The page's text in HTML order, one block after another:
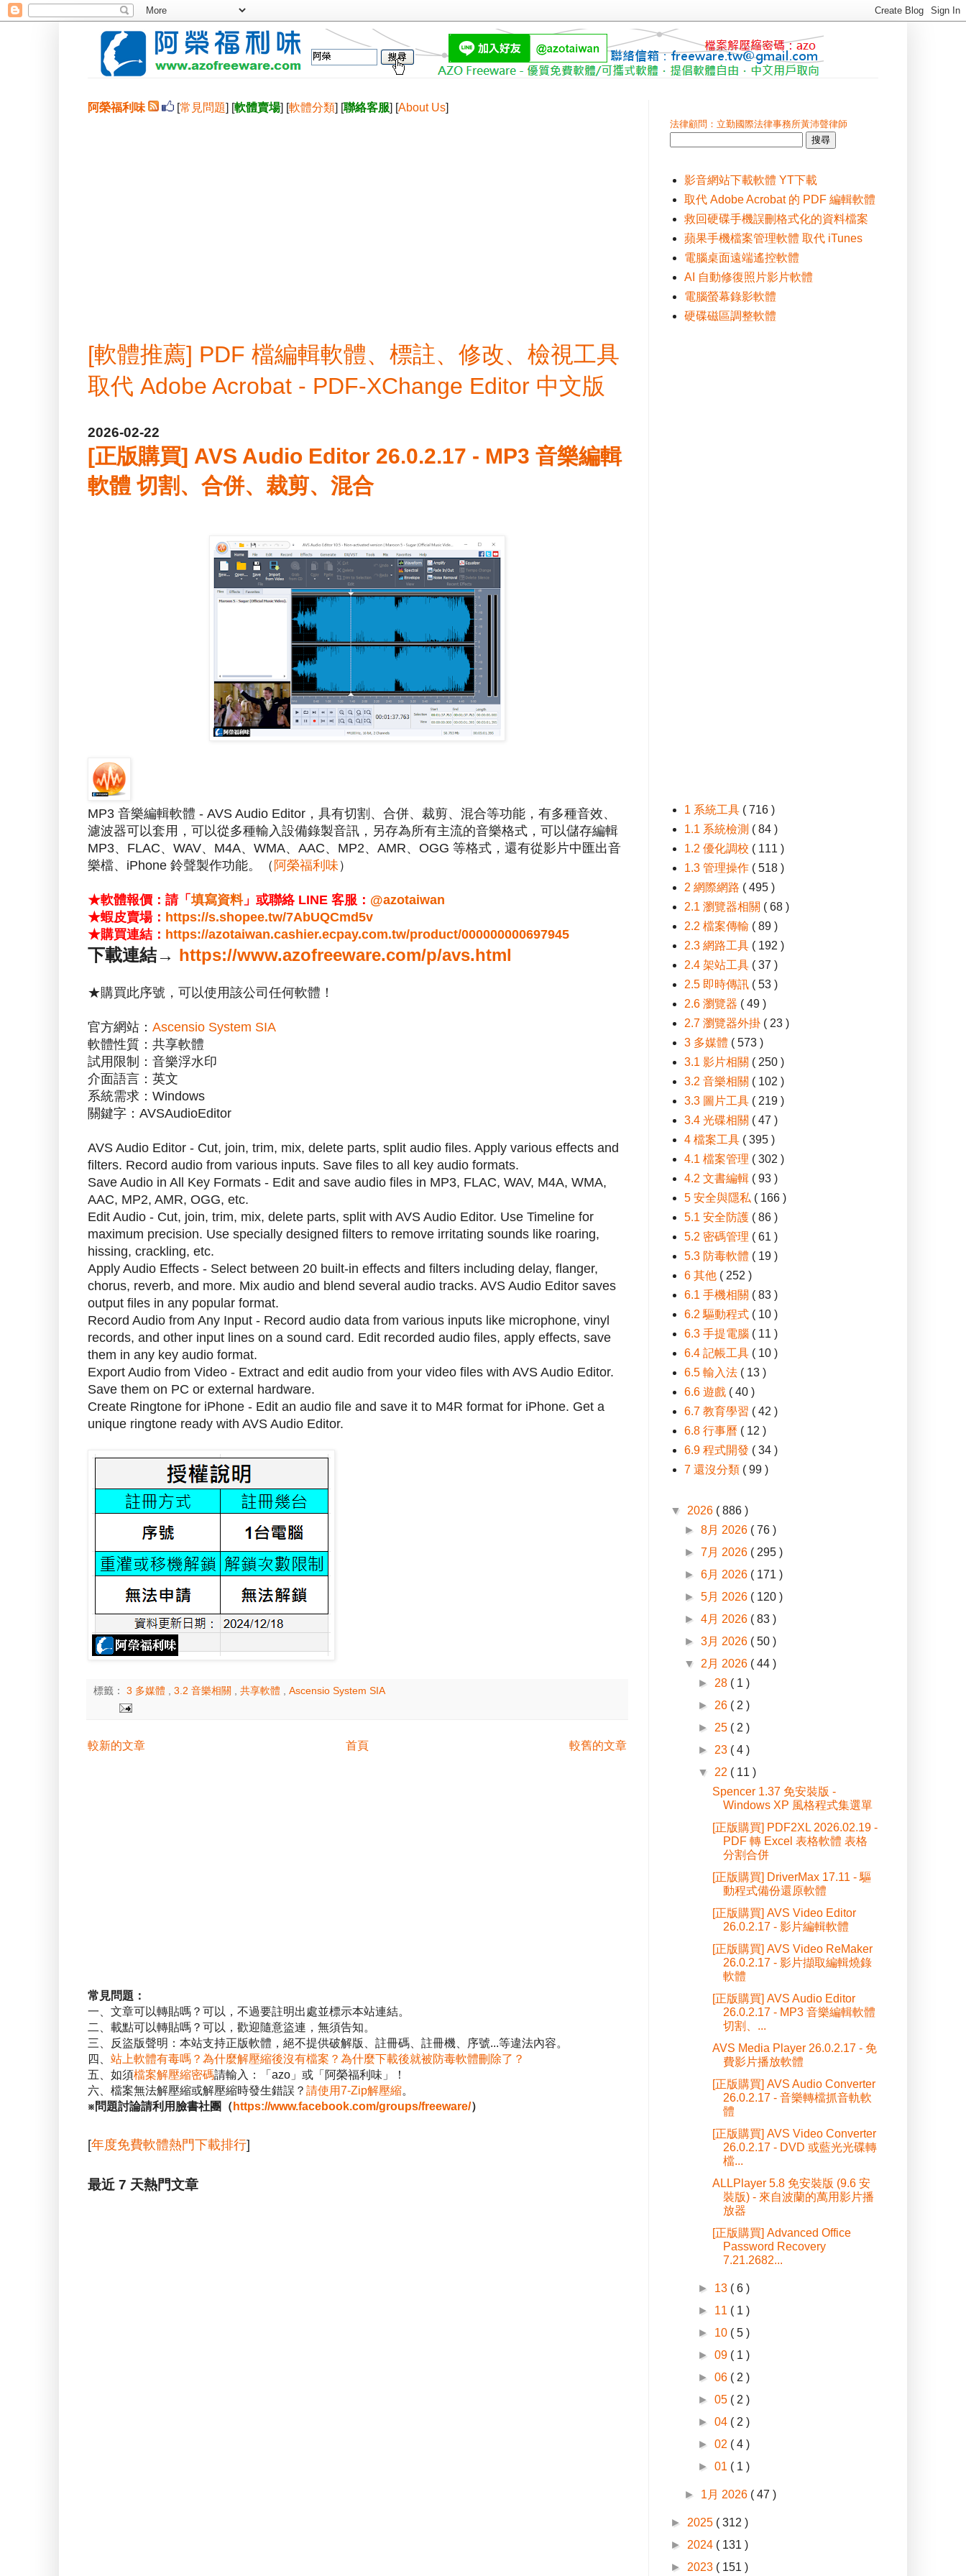
阿榮福利味 [常見問題] [軟體賣場] [軟體分類] [聯絡客服] [About Us]
[軟體推薦] PDF 檔編輯軟體、標註、修改、檢視工具
取代 Adobe Acrobat - PDF-XChange Editor 中文版
2026-02-22
[正版購買] AVS Audio Editor 26.0.2.17 - MP3 音樂編輯
軟體 切割、合併、裁剪、混合
MP3 音樂編輯軟體 - AVS Audio Editor，具有切割、合併、裁剪、混合等功能，有多種音效、
濾波器可以套用，可以從多種輸入設備錄製音訊，另存為所有主流的音樂格式，可以儲存編輯
MP3、FLAC、WAV、M4A、WMA、AAC、MP2、AMR、OGG 等格式，還有從影片中匯出音
樂檔、iPhone 鈴聲製作功能。（ 阿榮福利味 ）
★軟體報價：請「填寫資料」或聯絡 LINE 客服： @azotaiwan
★蝦皮賣場： https://s.shopee.tw/7AbUQCmd5v
★購買連結： https://azotaiwan.cashier.ecpay.com.tw/product/000000000697945
下載連結→ https://www.azofreeware.com/p/avs.html
★購買此序號，可以使用該公司任何軟體！
官方網站： Ascensio System SIA
軟體性質：共享軟體
試用限制：音樂浮水印
介面語言：英文
系統需求：Windows
關鍵字：AVSAudioEditor
AVS Audio Editor - Cut, join, trim, mix, delete parts, split audio files. Apply various effects and
filters. Record audio from various inputs. Save files to all key audio formats.
Save Audio in All Key Formats - Edit and save audio files in MP3, FLAC, WAV, M4A, WMA,
AAC, MP2, AMR, OGG, etc.
Edit Audio - Cut, join, trim, mix, delete parts, split with AVS Audio Editor. Use Timeline for
maximum precision. Use specially designed filters to remove irritating sounds like roaring,
hissing, crackling, etc.
Apply Audio Effects - Select between 20 built-in effects and filters including delay, flanger,
chorus, reverb, and more. Mix audio and blend several audio tracks. AVS Audio Editor saves
output files in any popular format.
Record Audio from Any Input - Record audio data from various inputs like microphone, vinyl
records, and other input lines on a sound card. Edit recorded audio files, apply effects, save
them in any key audio format.
Export Audio from Video - Extract and edit audio from your video files with AVS Audio Editor.
Save them on PC or external hardware.
Create Ringtone for iPhone - Edit an audio file and save it to M4R format for iPhone. Get a
unique ringtone ready with AVS Audio Editor.
標籤： 3 多媒體 3.2 音樂相關 共享軟體 Ascensio System SIA
較新的文章 較舊的文章
首頁
常見問題：
一、文章可以轉貼嗎？可以，不過要註明出處並標示本站連結。
二、載點可以轉貼嗎？可以，歡迎隨意盜連，無須告知。
三、反盜版聲明：本站支持正版軟體，絕不提供破解版、註冊碼、註冊機、序號...等違法內容。
四、 站上軟體有毒嗎？為什麼解壓縮後沒有檔案？為什麼下載後就被防毒軟體刪除了？
五、如須檔案解壓縮密碼請輸入：「azo」或「阿榮福利味」！
六、檔案無法解壓縮或解壓縮時發生錯誤？ 請使用7-Zip解壓縮。
※問題討論請利用臉書社團（ https://www.facebook.com/groups/freeware/）
[年度免費軟體熱門下載排行]
最近 7 天熱門文章
法律顧問：立勤國際法律事務所黃沛聲律師
影音網站下載軟體 YT下載
取代 Adobe Acrobat 的 PDF 編輯軟體
救回硬碟手機誤刪格式化的資料檔案
蘋果手機檔案管理軟體 取代 iTunes
電腦桌面遠端遙控軟體
AI 自動修復照片影片軟體
電腦螢幕錄影軟體
硬碟磁區調整軟體
1 系統工具 ( 716 )
1.1 系統檢測 ( 84 )
1.2 優化調校 ( 111 )
1.3 管理操作 ( 518 )
2 網際網路 ( 495 )
2.1 瀏覽器相關 ( 68 )
2.2 檔案傳輸 ( 89 )
2.3 網路工具 ( 192 )
2.4 架站工具 ( 37 )
2.5 即時傳訊 ( 53 )
2.6 瀏覽器 ( 49 )
2.7 瀏覽器外掛 ( 23 )
3 多媒體 ( 573 )
3.1 影片相關 ( 250 )
3.2 音樂相關 ( 102 )
3.3 圖片工具 ( 219 )
3.4 光碟相關 ( 47 )
4 檔案工具 ( 395 )
4.1 檔案管理 ( 302 )
4.2 文書編輯 ( 93 )
5 安全與隱私 ( 166 )
5.1 安全防護 ( 86 )
5.2 密碼管理 ( 61 )
5.3 防毒軟體 ( 19 )
6 其他 ( 252 )
6.1 手機相關 ( 83 )
6.2 驅動程式 ( 10 )
6.3 手提電腦 ( 11 )
6.4 記帳工具 ( 10 )
6.5 輸入法 ( 13 )
6.6 遊戲 ( 40 )
6.7 教育學習 ( 42 )
6.8 行事曆 ( 12 )
6.9 程式開發 ( 34 )
7 還沒分類 ( 99 )
▼ 2026 ( 886 )
►8月 2026 ( 76 )
►7月 2026 ( 295 )
►6月 2026 ( 171 )
►5月 2026 ( 120 )
►4月 2026 ( 83 )
►3月 2026 ( 50 )
▼ 2月 2026 ( 44 )
► 28 ( 1 )
► 26 ( 2 )
► 25 ( 2 )
► 23 ( 4 )
▼ 22 ( 11 )
Spencer 1.37 免安裝版 -
Windows XP 風格程式集選單
[正版購買] PDF2XL 2026.02.19 -
PDF 轉 Excel 表格軟體 表格
分割合併
[正版購買] DriverMax 17.11 - 驅
動程式備份還原軟體
[正版購買] AVS Video Editor
26.0.2.17 - 影片編輯軟體
[正版購買] AVS Video ReMaker
26.0.2.17 - 影片擷取編輯燒錄
軟體
[正版購買] AVS Audio Editor
26.0.2.17 - MP3 音樂編輯軟體
切割、...
AVS Media Player 26.0.2.17 - 免
費影片播放軟體
[正版購買] AVS Audio Converter
26.0.2.17 - 音樂轉檔抓音軌軟
體
[正版購買] AVS Video Converter
26.0.2.17 - DVD 或藍光光碟轉
檔...
ALLPlayer 5.8 免安裝版 (9.6 安
裝版) - 來自波蘭的萬用影片播
放器
[正版購買] Advanced Office
Password Recovery
7.21.2682...
► 13 ( 6 )
► 11 ( 1 )
► 10 ( 5 )
►09 ( 1 )
►06 ( 2 )
►05 ( 2 )
►04 ( 2 )
►02 ( 4 )
►01 ( 1 )
► 1月 2026 ( 47 )
► 2025 ( 312 )
► 2024 ( 131 )
► 2023 ( 151 )